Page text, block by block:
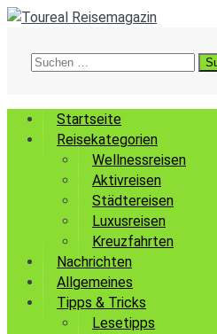
Suchen
Startseite
Reisekategorien
Wellnessreisen
Aktivreisen
Städtereisen
Luxusreisen
Kreuzfahrten
Nachrichten
Allgemeines
Tipps & Tricks
Lesetipps